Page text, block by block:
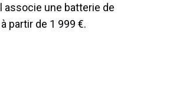
associe une batterie de
partir de 1 999 €.